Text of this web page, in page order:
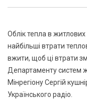
Облік тепла в
найбільші втрати
вжити, щоб ці втрати
Департаменту систем
Мінрегіону Сергій
Українського радіо.